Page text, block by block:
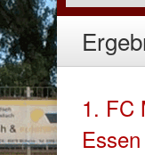
1. FC